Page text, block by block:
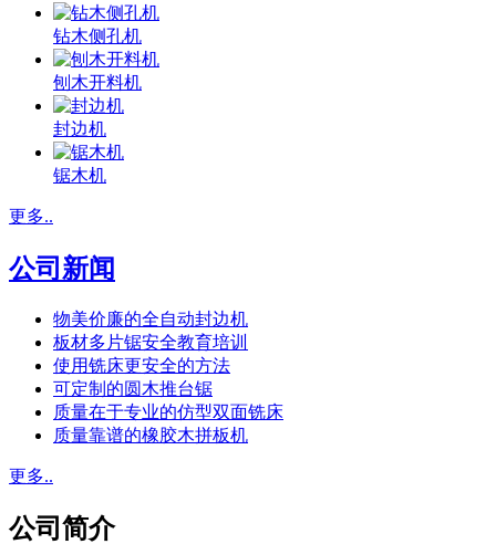
钻木侧孔机
刨木开料机
封边机
锯木机
更多..
公司新闻
物美价廉的全自动封边机
板材多片锯安全教育培训
使用铣床更安全的方法
可定制的圆木推台锯
质量在于专业的仿型双面铣床
质量靠谱的橡胶木拼板机
更多..
公司简介